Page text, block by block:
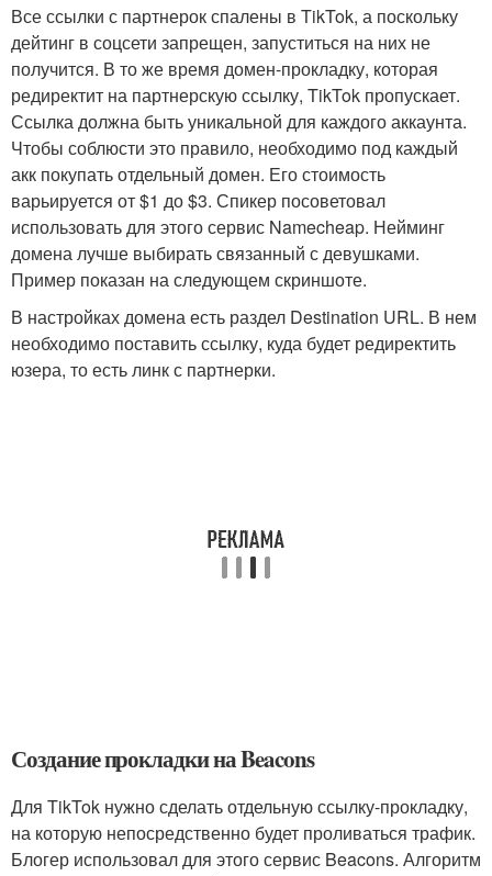
Все ссылки с партнерок спалены в TikTok, а поскольку
дейтинг в соцсети запрещен, запуститься на них не
получится. В то же время домен-прокладку, которая
редиректит на партнерскую ссылку, TikTok пропускает.
Ссылка должна быть уникальной для каждого аккаунта.
Чтобы соблюсти это правило, необходимо под каждый
акк покупать отдельный домен. Его стоимость
варьируется от $1 до $3. Спикер посоветовал
использовать для этого сервис Namecheap. Нейминг
домена лучше выбирать связанный с девушками.
Пример показан на следующем скриншоте.
В настройках домена есть раздел Destination URL. В нем
необходимо поставить ссылку, куда будет редиректить
юзера, то есть линк с партнерки.
Создание прокладки на Beacons
Для TikTok нужно сделать отдельную ссылку-прокладку,
на которую непосредственно будет проливаться трафик.
Блогер использовал для этого сервис Beacons. Алгоритм